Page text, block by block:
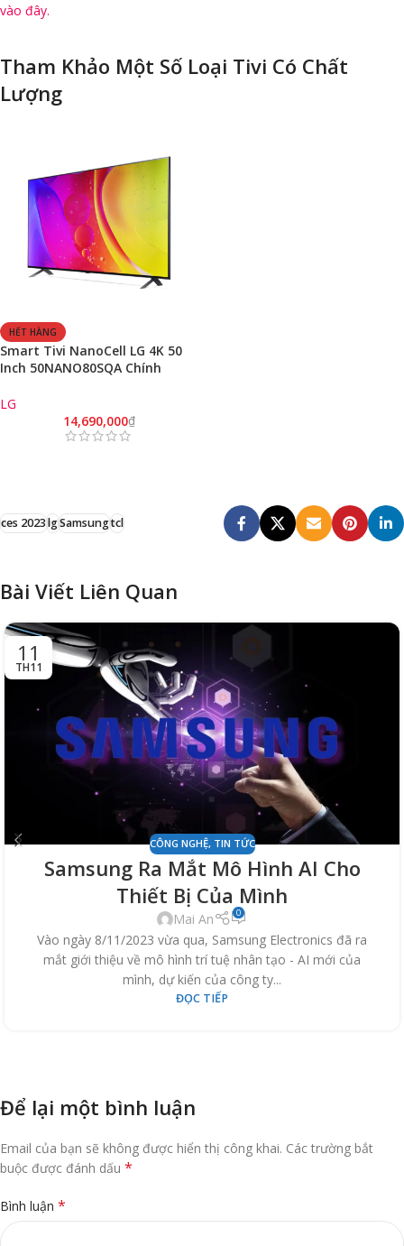
vào đây.
Tham Khảo Một Số Loại Tivi Có Chất
Lượng
HẾT HÀNG
Smart Tivi NanoCell LG 4K 50
Inch 50NANO80SQA Chính
LG
14,690,000₫
ces 2023lgSamsungtcl
Bài Viết Liên Quan
11
TH11
CÔNG NGHỆ, TIN TỨC
Samsung Ra Mắt Mô Hình AI Cho
Thiết Bị Của Mình
Mai An 0
Vào ngày 8/11/2023 vừa qua, Samsung Electronics đã ra
mắt giới thiệu về mô hình trí tuệ nhân tạo - AI mới của
mình, dự kiến của công ty...
ĐỌC TIẾP
Để lại một bình luận
Email của bạn sẽ không được hiển thị công khai. Các trường bắt
buộc được đánh dấu *
Bình luận *